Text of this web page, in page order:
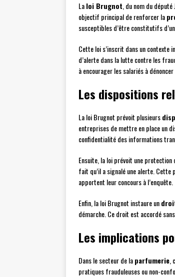
Laloi Brugnot , du nom du
objectif principal de renforcer la
susceptibles d’être constitutifs
Cette loi s’inscrit dans un contexte
d’alerte dans la lutte contre les
à encourager les salariés à
Les dispositions
La loi Brugnot prévoit plusieurs
entreprises de mettre en place un
confidentialité des informations
Ensuite, la loi prévoit une
fait qu’il a signalé une alerte. Cette
apportent leur concours à l’enquête.
Enfin, la loi Brugnot instaure un
démarche. Ce droit est accordé
Les implications
Dans le secteur de laparfumerie
pratiques frauduleuses ou non-